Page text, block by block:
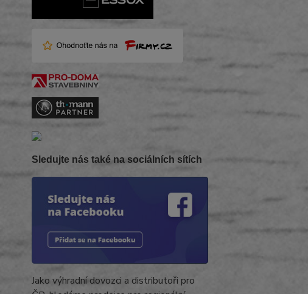
Sledujte nás také na sociálních sítích
Jako výhradní dovozci a distributoři pro